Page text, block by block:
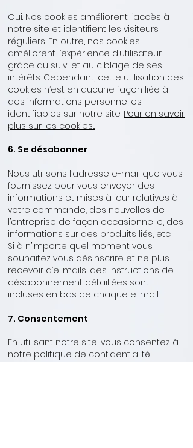
Oui. Nos cookies améliorent l’accès à
notre site et identifient les visiteurs
réguliers. En outre, nos cookies
améliorent l’expérience d’utilisateur
grâce au suivi et au ciblage de ses
intérêts. Cependant, cette utilisation des
cookies n’est en aucune façon liée à
des informations personnelles
identifiables sur notre site. Pour en savoir
plus sur les cookies...
6. Se désabonner
Nous utilisons l’adresse e-mail que vous
fournissez pour vous envoyer des
informations et mises à jour relatives à
votre commande, des nouvelles de
l’entreprise de façon occasionnelle, des
informations sur des produits liés, etc.
Si à n’importe quel moment vous
souhaitez vous désinscrire et ne plus
recevoir d’e-mails, des instructions de
désabonnement détaillées sont
incluses en bas de chaque e-mail.
7. Consentement
En utilisant notre site, vous consentez à
notre politique de confidentialité.